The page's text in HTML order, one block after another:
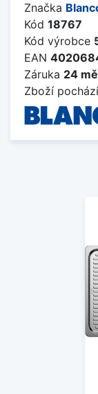
Značka
Kód 18767
Kód výrobce
EAN
Záruka 24
Zboží